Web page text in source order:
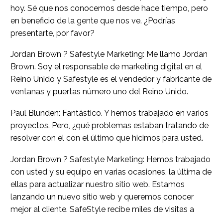
hoy. Sé que nos conocemos desde hace tiempo, pero
en beneficio de la gente que nos ve. ¿Podrías
presentarte, por favor?
Jordan Brown ? Safestyle Marketing: Me llamo Jordan
Brown. Soy el responsable de marketing digital en el
Reino Unido y Safestyle es el vendedor y fabricante de
ventanas y puertas número uno del Reino Unido.
Paul Blunden: Fantástico. Y hemos trabajado en varios
proyectos. Pero, ¿qué problemas estaban tratando de
resolver con el con el último que hicimos para usted.
Jordan Brown ? Safestyle Marketing: Hemos trabajado
con usted y su equipo en varias ocasiones, la última de
ellas para actualizar nuestro sitio web. Estamos
lanzando un nuevo sitio web y queremos conocer
mejor al cliente. SafeStyle recibe miles de visitas a